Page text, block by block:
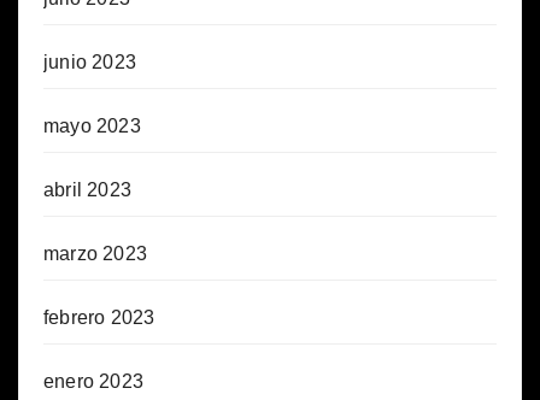
junio 2023
mayo 2023
abril 2023
marzo 2023
febrero 2023
enero 2023